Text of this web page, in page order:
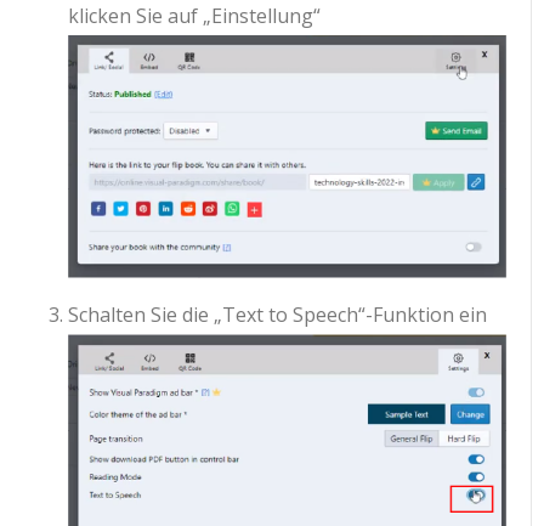
klicken Sie auf „Einstellung“
Schalten Sie die „Text to Speech“-Funktion ein